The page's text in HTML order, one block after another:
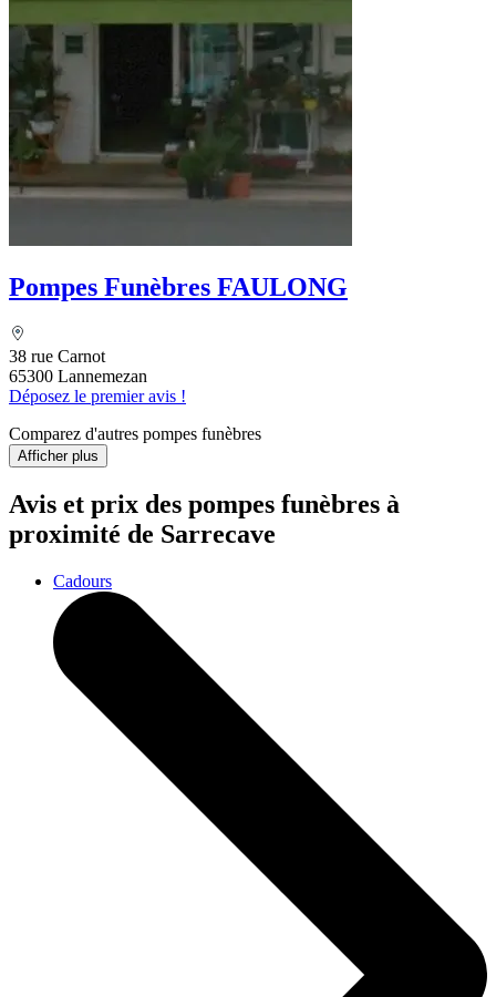
Pompes Funèbres FAULONG
38 rue Carnot
65300 Lannemezan
Déposez le premier avis !
Comparez d'autres pompes funèbres
Afficher plus
Avis et prix des pompes funèbres à
proximité de Sarrecave
Cadours